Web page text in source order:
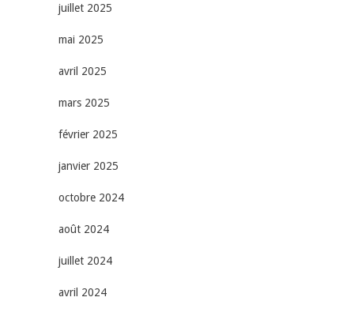
juillet 2025
mai 2025
avril 2025
mars 2025
février 2025
janvier 2025
octobre 2024
août 2024
juillet 2024
avril 2024